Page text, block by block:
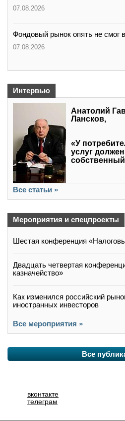
07.08.2026
Фондовый рынок опять не смог
07.08.2026
Интервью
Анатолий
Лансков,
«У
услуг
Все статьи »
Мероприятия и спецпроекты
Шестая конференция
Двадцать четвертая
казначейство»
Как изменился российский
иностранных инвесторов
Все мероприятия »
Все
вконтакте
телеграм